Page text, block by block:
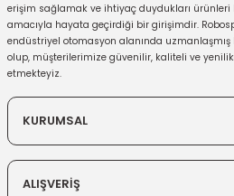
erişim sağlamak ve ihtiyaç duydukları ürünleri
amacıyla hayata geçirdiği bir girişimdir.
endüstriyel otomasyon alanında
olup, müşterilerimize güvenilir, kaliteli ve
etmekteyiz.
KURUMSAL
ALIŞVERİŞ